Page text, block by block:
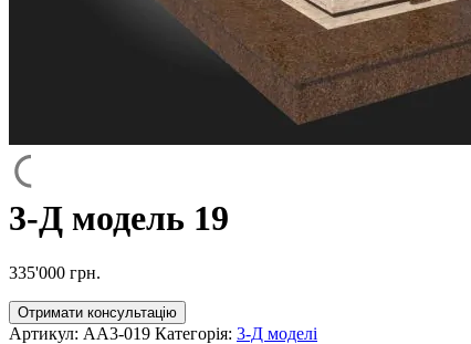
3-Д модель 19
335'000 грн.
Отримати консультацію
Артикул: AA3-019 Категорія: 3-Д моделі